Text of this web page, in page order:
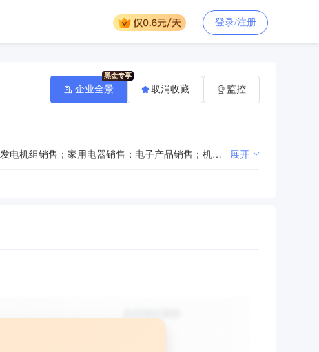
登录/注册
一般项目：五金产品批发；五金产品零售；电子元器件与机电组件设备销售；电工器材销售；发电机及发电机组销售；家用电器销售；电子产品销售；机械电气设备销售；金属切割及焊接设备销售；烘炉、熔炉及电炉销售；日用家电零售；通讯设备销售；电子专用设备销售；家居用品销售；教学专用仪器销售；缝制机械销售；办公设备销售；机械设备销售；电气设备销售；锻件及粉末冶金制品销售；电力电子元器件销售；非电力家用器具销售；太阳能热利用装备销售；家用电器零配件销售；日用口罩（非医用）销售；金属结构销售；建筑材料销售；建筑装饰材料销售；密封用填料销售；建筑砌块销售；技术玻璃制品销售；生态环境材料销售；保温材料销售；增材制造装备销售；隔热和隔音材料销售；搪瓷制品销售；涂料销售（不含危险化学品）；玻璃纤维增强塑料制品销售；塑料制品销售；非金属矿及制品销售；建筑防水卷材产品销售；建筑陶瓷制品销售；轻质建筑材料销售；金属材料销售；金属链条及其他金属制品销售；建筑用钢筋产品销售；雨棚销售；耐火材料销售；磁性材料销售；家具零配件销售；轴承销售；橡胶制品销售；金属丝绳及其制品销售；门窗销售；砼结构构件销售；日用品销售；紧固件销售；水泥制品销售；弹簧销售；消防器材销售；金属制品销售；安防设备销售；劳动保护用品销售；润滑油销售；特种设备销售；风机、风扇销售；云母制品销售；气体、液体分离及纯净设备销售；泵及真空设备销售；厨具卫具及日用杂品批发；砖瓦销售；日用陶瓷制品销售；金属工具销售；园艺产品销售；机床功能部件及附件销售；风动和电动工具销售；日用百货销售；文具用品批发；文具用品零售；皮革制品销售；食品销售（仅销售预包装食品）；电线、电缆经营；机械零件、零部件销售；建筑用金属配件销售；配电开关控制设备销售；防腐材料销售；阀门和旋塞销售。（除依法须经批准的项目外，凭营业执照依法自主开展经营活动）许可项目：酒类经营；烟草制品零售；食品销售。（依法须经批准的项目，经相关部门批准后方可开展经营活动，具体经营项目以相关部门批准文件或许可证件为准） 展开
企业全景 取消收藏 监控